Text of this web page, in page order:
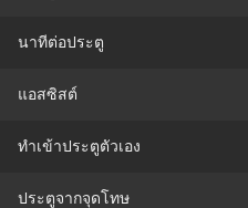
นาทีต่อประตู
แอสซิสต์
ทําเข้าประตูตัวเอง
ประตูจากจุดโทษ